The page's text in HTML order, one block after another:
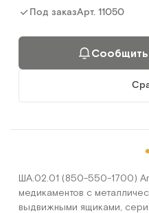
Под заказАрт. 11050
Сообщить
ША.02.01 (850-550-1700)
медикаментов с
выдвижными ящиками,